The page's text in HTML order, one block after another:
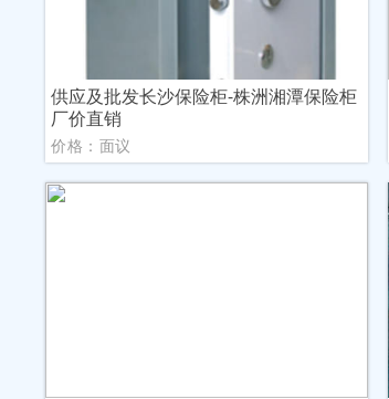
供应及批发长沙保险柜-株洲湘潭保险柜
厂价直销
价格：面议